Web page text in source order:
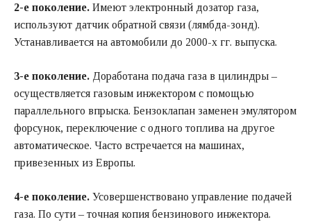
2-е поколение. Имеют электронный дозатор газа,
используют датчик обратной связи (лямбда-зонд).
Устанавливается на автомобили до 2000-х гг. выпуска.
3-е поколение. Доработана подача газа в цилиндры –
осуществляется газовым инжектором с помощью
параллельного впрыска. Бензоклапан заменен эмулятором
форсунок, переключение с одного топлива на другое
автоматическое. Часто встречается на машинах,
привезенных из Европы.
4-е поколение. Усовершенствовано управление подачей
газа. По сути – точная копия бензинового инжектора.